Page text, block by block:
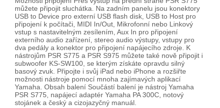
můžete připojit sluchátka. Na zadním panelu jsou konektory
USB to Device pro externí USB flash disk, USB to Host pro
připojení k počítači, MIDI In/Out, Mikrofonní nebo Linkový
vstup s nastavitelným zesílením, Aux In pro připojení
externího audio zařízení, stereo audio výstupy, vstupy pro
dva pedály a konektor pro připojení napájecího zdroje. K
nástrojům PSR S775 a PSR S975 můžete také nově připojit i
subwoofer KS-SW100, se kterým získáte opravdu silný
basový zvuk. Připojte i svůj iPad nebo iPhone a rozšiřte
možnosti nástroje pomocí mnoha zajímavých aplikací
Yamaha. Obsah balení Součástí balení je nástroj Yamaha
PSR S775, napájecí adaptér Yamaha PA 300C, notový
stojánek a český a cizojazyčný manuál.